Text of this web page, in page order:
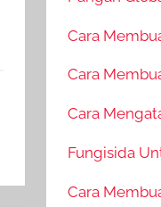
Cara
Cara
Cara
Fungisida
Cara